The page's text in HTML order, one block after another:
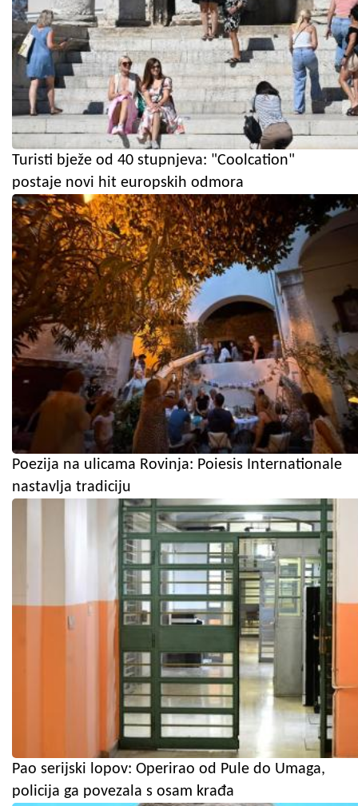
Turisti bježe od 40 stupnjeva: "Coolcation"
postaje novi hit europskih odmora
Poezija na ulicama Rovinja: Poiesis Internationale
nastavlja tradiciju
Pao serijski lopov: Operirao od Pule do Umaga,
policija ga povezala s osam krađa